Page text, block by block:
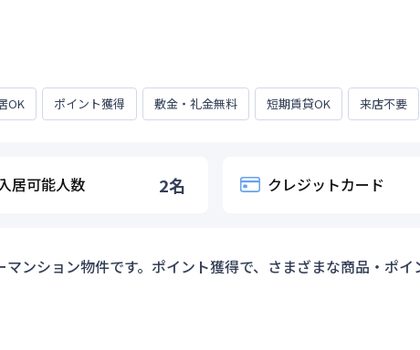
OK ポイント獲得 敷金・礼金無料 短期賃貸OK 来店不要
居可能人数 2名 クレジットカード
マンション物件です。ポイント獲得で、さまざまな商品・ポ